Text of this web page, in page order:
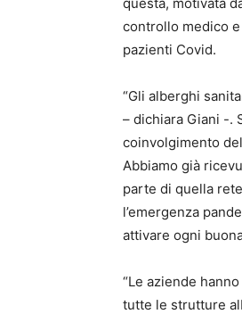
controllo medico
pazienti Covid.
“Gli alberghi
– dichiara Giani -.
coinvolgimento
Abbiamo già
parte di quella
l’emergenza
attivare ogni
“Le aziende
tutte le strutture